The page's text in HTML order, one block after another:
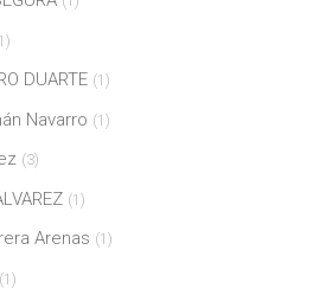
DUARTE (1)
Navarro (1)
(3)
(1)
Arenas (1)
(1)